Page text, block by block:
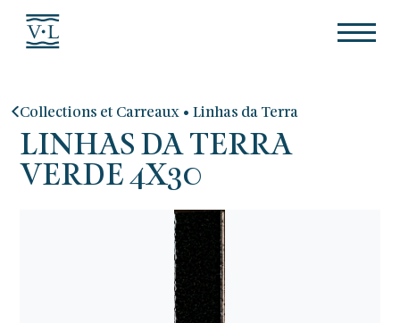
Collections et Carreaux • Linhas da Terra
LINHAS DA TERRA
VERDE 4X30